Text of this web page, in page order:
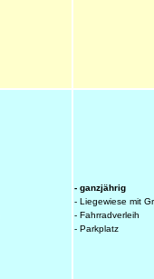
- ganzjährig
- Liegewiese mit
- Fahrradverleih
- Parkplatz